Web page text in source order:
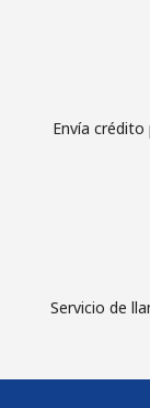
Envía
Servicio de